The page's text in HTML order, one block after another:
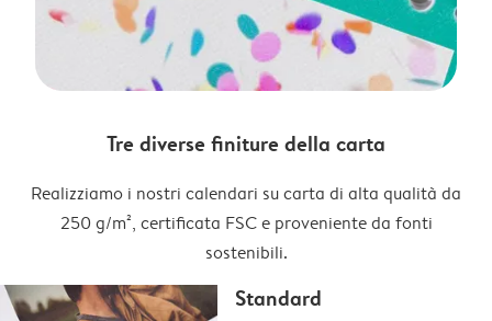
Tre diverse finiture della carta
Realizziamo i nostri calendari su carta di alta qualità da
250 g/m², certificata FSC e proveniente da fonti
sostenibili.
Standard